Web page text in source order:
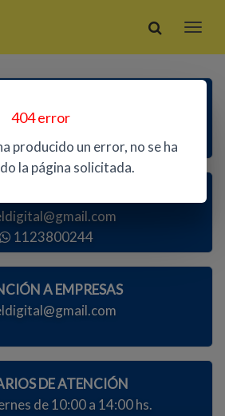
404 error
producido un error, no se ha
la página solicitada.
1123800244
A EMPRESAS
DE ATENCIÓN
de 10:00 a 14:00 hs.